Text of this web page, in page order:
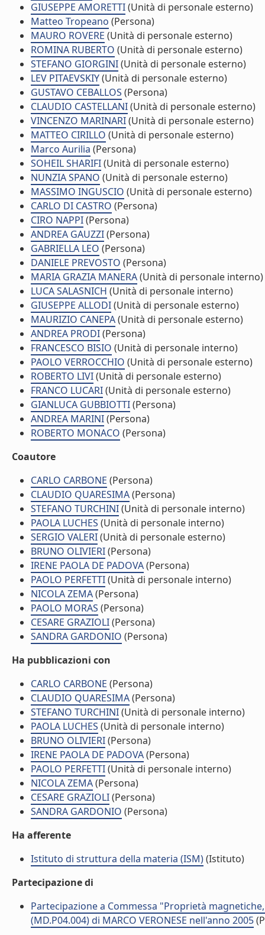
GIUSEPPE AMORETTI(Unità di personale esterno)
Matteo Tropeano (Persona)
MAURO ROVERE (Unità di personale esterno)
ROMINA RUBERTO (Unità di personale esterno)
STEFANO GIORGINI(Unità di personale esterno)
LEV PITAEVSKIY(Unità di personale esterno)
GUSTAVO CEBALLOS (Persona)
CLAUDIO CASTELLANI(Unità di personale esterno)
VINCENZO MARINARI(Unità di personale esterno)
MATTEO CIRILLO (Unità di personale esterno)
Marco Aurilia (Persona)
SOHEIL SHARIFI(Unità di personale esterno)
NUNZIA SPANO (Unità di personale esterno)
MASSIMO INGUSCIO (Unità di personale esterno)
CARLO DI CASTRO (Persona)
CIRO NAPPI(Persona)
ANDREA GAUZZI(Persona)
GABRIELLA LEO (Persona)
DANIELE PREVOSTO (Persona)
MARIA GRAZIA MANERA(Unità di personale interno)
LUCA SALASNICH (Unità di personale interno)
GIUSEPPE ALLODI(Unità di personale esterno)
MAURIZIO CANEPA(Unità di personale esterno)
ANDREA PRODI(Persona)
FRANCESCO BISIO (Unità di personale interno)
PAOLO VERROCCHIO (Unità di personale esterno)
ROBERTO LIVI(Unità di personale esterno)
FRANCO LUCARI(Unità di personale esterno)
GIANLUCA GUBBIOTTI(Persona)
ANDREA MARINI(Persona)
ROBERTO MONACO (Persona)
Coautore
CARLO CARBONE (Persona)
CLAUDIO QUARESIMA(Persona)
STEFANO TURCHINI(Unità di personale interno)
PAOLA LUCHES (Unità di personale interno)
SERGIO VALERI(Unità di personale esterno)
BRUNO OLIVIERI(Persona)
IRENE PAOLA DE PADOVA(Persona)
PAOLO PERFETTI(Unità di personale interno)
NICOLA ZEMA(Persona)
PAOLO MORAS (Persona)
CESARE GRAZIOLI(Persona)
SANDRA GARDONIO (Persona)
Ha pubblicazioni con
CARLO CARBONE (Persona)
CLAUDIO QUARESIMA(Persona)
STEFANO TURCHINI(Unità di personale interno)
PAOLA LUCHES (Unità di personale interno)
BRUNO OLIVIERI(Persona)
IRENE PAOLA DE PADOVA(Persona)
PAOLO PERFETTI(Unità di personale interno)
NICOLA ZEMA(Persona)
CESARE GRAZIOLI(Persona)
SANDRA GARDONIO (Persona)
Ha afferente
Istituto di struttura della materia (ISM)(Istituto)
Partecipazione di
Partecipazione a Commessa "Proprietà
(MD.P04.004) di MARCO VERONESE nell'anno 2005